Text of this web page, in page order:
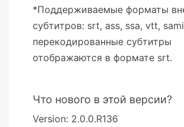
*Поддерживаемые форматы
субтитров: srt, ass, ssa, vtt,
перекодированные субтитры
отображаются в формате srt.
Что нового в этой версии?
Version: 2.0.0.R136